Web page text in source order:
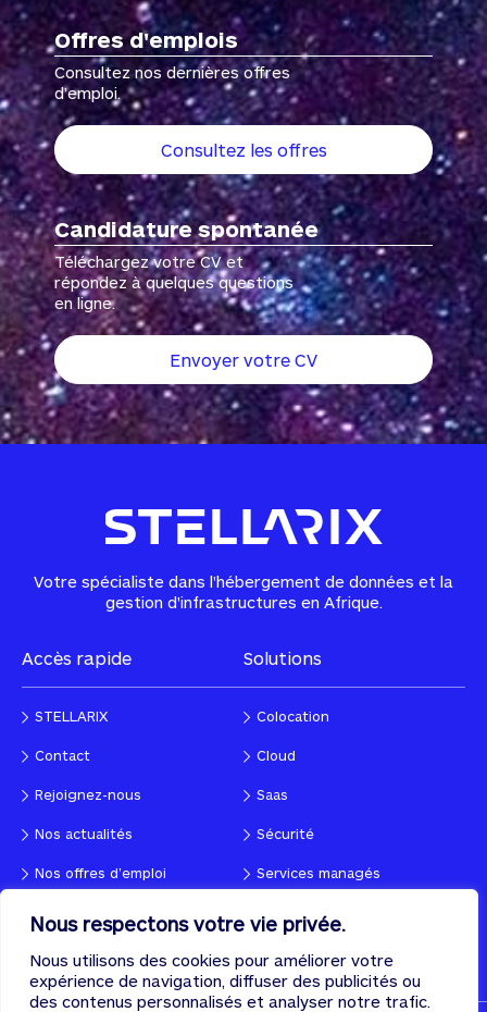
Nous respectons votre vie privée.
Nous utilisons des cookies pour améliorer votre
expérience de navigation, diffuser des publicités ou
des contenus personnalisés et analyser notre trafic.
Offres d'emplois
Consultez nos dernières offres
d’emploi.
Consultez les offres
Candidature spontanée
Téléchargez votre CV et
répondez à quelques questions
en ligne.
Envoyer votre CV
Votre spécialiste dans l'hébergement de données et la
gestion d'infrastructures en Afrique.
Accès rapide
STELLARIX
Contact
Rejoignez-nous
Nos actualités
Nos offres d’emploi
Solutions
Colocation
Cloud
Saas
Sécurité
Services managés
Suivez-nous ! Contactez-nous